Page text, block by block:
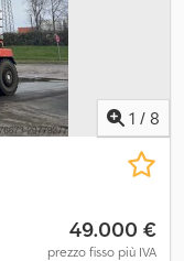
1 / 8
49.000 €
prezzo fisso più IVA